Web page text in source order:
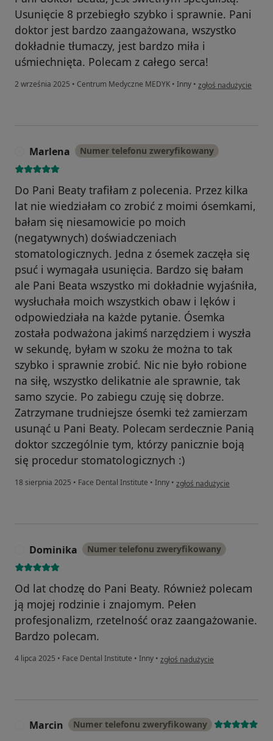
Usunięcie 8 przebiegło szybko i sprawnie. Pani
doktor jest bardzo zaangażowana, wszystko
dokładnie tłumaczy, jest bardzo miła i
uśmiechnięta. Polecam z całego serca!
2 września 2025 • Centrum Medyczne MEDYK • Inny • w opinii użytkownika
zgłoś nadużycie
Marlena Numer telefonu zweryfikowany
Do Pani Beaty trafiłam z polecenia. Przez kilka
lat nie wiedziałam co zrobić z moimi ósemkami,
bałam się niesamowicie po moich
(negatywnych) doświadczeniach
stomatologicznych. Jedna z ósemek zaczęła się
psuć i wymagała usunięcia. Bardzo się bałam
ale Pani Beata wszystko mi dokładnie wyjaśniła,
wysłuchała moich wszystkich obaw i lęków i
odpowiedziała na każde pytanie. Ósemka
została podważona jakimś narzędziem i wyszła
w sekundę, byłam w szoku że można to tak
szybko i sprawnie zrobić. Nic nie było robione
na siłę, wszystko delikatnie ale sprawnie, tak
samo szycie. Po zabiegu czuję się dobrze.
Zatrzymane trudniejsze ósemki też zamierzam
usunąć u Pani Beaty. Polecam serdecznie Panią
doktor szczególnie tym, którzy panicznie boją
się procedur stomatologicznych :)
18 sierpnia 2025 • Face Dental Institute • Inny • w opinii użytkownika
zgłoś nadużycie
Dominika Numer telefonu zweryfikowany
Od lat chodzę do Pani Beaty. Również polecam
ją mojej rodzinie i znajomym. Pełen
profesjonalizm, rzetelność oraz zaangażowanie.
Bardzo polecam.
4 lipca 2025 • Face Dental Institute • Inny • w opinii użytkownika Dominika
zgłoś nadużycie
Marcin Numer telefonu zweryfikowany